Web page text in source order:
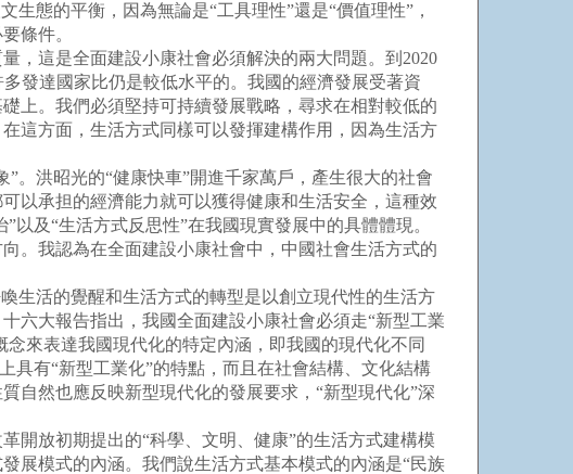
態的平衡，因為無論是“工具理性”還是“價值理性”，
條件。
這是全面建設小康社會必須解決的兩大問題。到2020
發達國家比仍是較低水平的。我國的經濟發展受著資
上。我們必須堅持可持續發展戰略，尋求在相對較低的
這方面，生活方式同樣可以發揮建構作用，因為生活方
洪昭光的“健康快車”開進千家萬戶，產生很大的社會
以承担的經濟能力就可以獲得健康和生活安全，這種效
及“生活方式反思性”在我國現實發展中的具體體現。
我認為在全面建設小康社會中，中國社會生活方式的
活的覺醒和生活方式的轉型是以創立現代性的生活方
六大報告指出，我國全面建設小康社會必須走“新型工業
來表達我國現代化的特定內涵，即我國的現代化不同
具有“新型工業化”的特點，而且在社會結構、文化結構
自然也應反映新型現代化的發展要求，“新型現代化”深
放初期提出的“科學、文明、健康”的生活方式建構模
展模式的內涵。我們說生活方式基本模式的內涵是“民族